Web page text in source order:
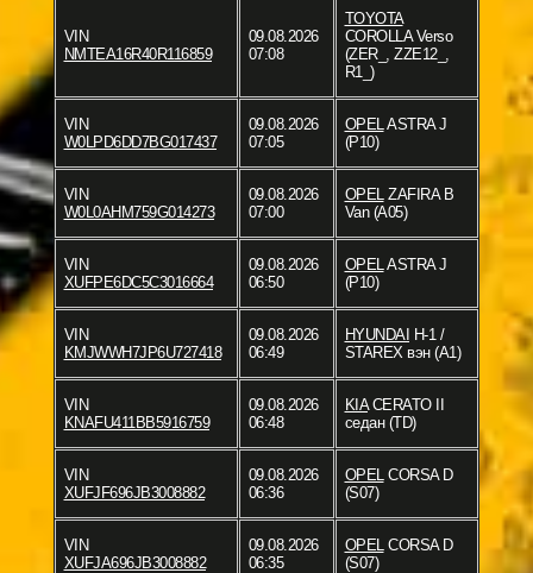
VIN
NMTEA16R40R116859
09.08.2026
07:08
TOYOTA
COROLLA Verso
(ZER_, ZZE12_,
R1_)
VIN
W0LPD6DD7BG017437
09.08.2026
07:05
OPELASTRA J
(P10)
VIN
W0L0AHM759G014273
09.08.2026
07:00
OPELZAFIRA B
Van (A05)
VIN
XUFPE6DC5C3016664
09.08.2026
06:50
OPELASTRA J
(P10)
VIN
KMJWWH7JP6U727418
09.08.2026
06:49
HYUNDAI H-1 /
STAREX вэн (A1)
VIN
KNAFU411BB5916759
09.08.2026
06:48
KIACERATO II
седан (TD)
VIN
XUFJF696JB3008882
09.08.2026
06:36
OPELCORSA D
(S07)
VIN
XUFJA696JB3008882
09.08.2026
06:35
OPELCORSA D
(S07)